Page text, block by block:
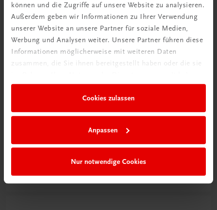
können und die Zugriffe auf unsere Website zu analysieren.
Außerdem geben wir Informationen zu Ihrer Verwendung
unserer Website an unsere Partner für soziale Medien,
Werbung und Analysen weiter. Unsere Partner führen diese
Informationen möglicherweise mit weiteren Daten
zusammen, die Sie ihnen bereitgestellt haben oder die sie
Cookies zulassen
Anpassen
Nur notwendige Cookies